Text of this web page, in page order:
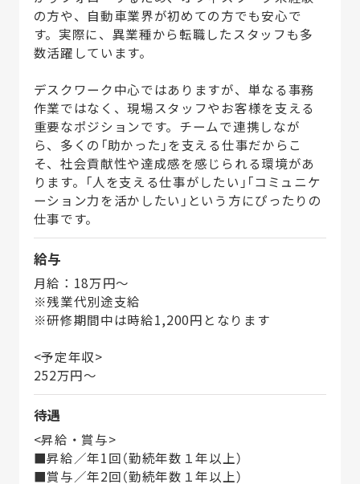
の方や、自動車業界が初めての方でも安心で
す。実際に、異業種から転職したスタッフも多
数活躍しています。
デスクワーク中心ではありますが、単なる事務
作業ではなく、現場スタッフやお客様を支える
重要なポジションです。チームで連携しなが
ら、多くの「助かった」を支える仕事だからこ
そ、社会貢献性や達成感を感じられる環境があ
ります。「人を支える仕事がしたい」「コミュニケ
ーション力を活かしたい」という方にぴったりの
仕事です。
給与
月給：18万円～
※残業代別途支給
※研修期間中は時給1,200円となります
<予定年収>
252万円～
待遇
<昇給・賞与>
■昇給／年1回（勤続年数１年以上）
■賞与／年2回（勤続年数１年以上）